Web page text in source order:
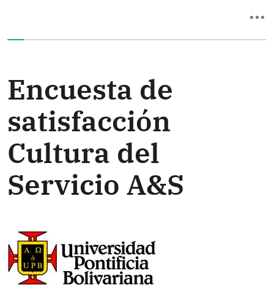
Encuesta de
satisfacción
Cultura del
Servicio A&S